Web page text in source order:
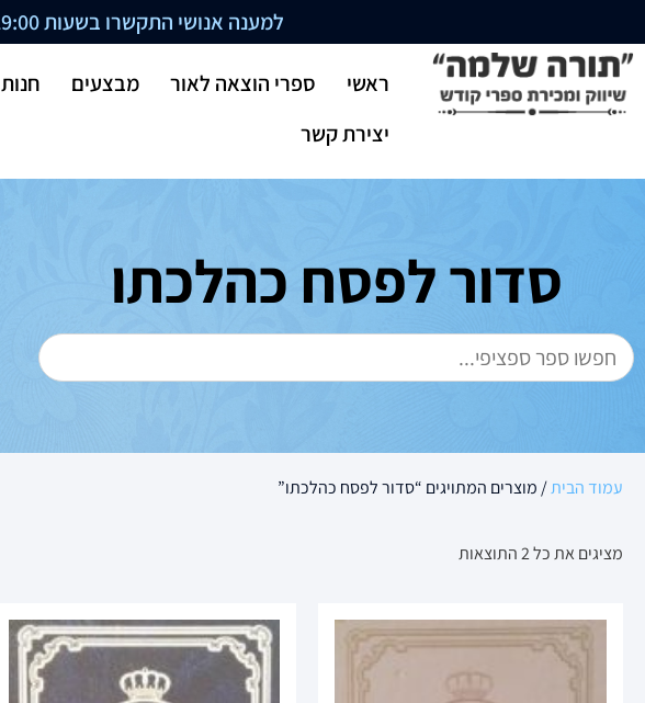
למענה אנושי התקשרו בשעות 09:00-19:00 לטלפון
ראשי ספרי הוצאה לאור מבצעים חנות
יצירת קשר
סדור לפסח כהלכתו
עמוד הבית/ מוצרים המתויגים “סדור לפסח כהלכתו”
מציגים את כל ⁦2⁩ התוצאות